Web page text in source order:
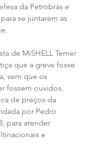
da Petrobrás e
se juntarem as
de MiSHELL Temer
que a greve fosse
sem que os
fossem ouvidos.
de preços da
por Pedro
para atender
e